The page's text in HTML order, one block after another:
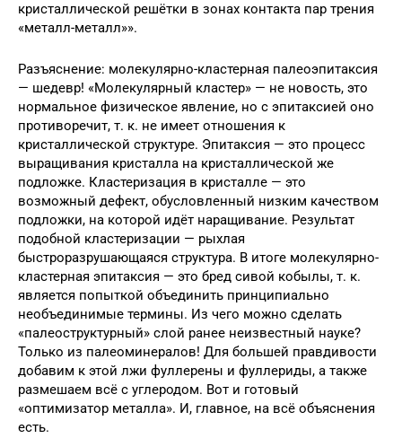
кристаллической решётки в зонах контакта пар трения
«металл-металл»».
Разъяснение: молекулярно-кластерная палеоэпитаксия
— шедевр! «Молекулярный кластер» — не новость, это
нормальное физическое явление, но с эпитаксией оно
противоречит, т. к. не имеет отношения к
кристаллической структуре. Эпитаксия — это процесс
выращивания кристалла на кристаллической же
подложке. Кластеризация в кристалле — это
возможный дефект, обусловленный низким качеством
подложки, на которой идёт наращивание. Результат
подобной кластеризации — рыхлая
быстроразрушающаяся структура. В итоге молекулярно-
кластерная эпитаксия — это бред сивой кобылы, т. к.
является попыткой объединить принципиально
необъединимые термины. Из чего можно сделать
«палеоструктурный» слой ранее неизвестный науке?
Только из палеоминералов! Для большей правдивости
добавим к этой лжи фуллерены и фуллериды, а также
размешаем всё с углеродом. Вот и готовый
«оптимизатор металла». И, главное, на всё объяснения
есть.